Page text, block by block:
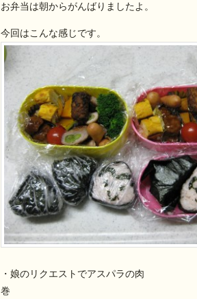
お弁当は朝からがんばりましたよ。
今回はこんな感じです。
・娘のリクエストでアスパラの肉